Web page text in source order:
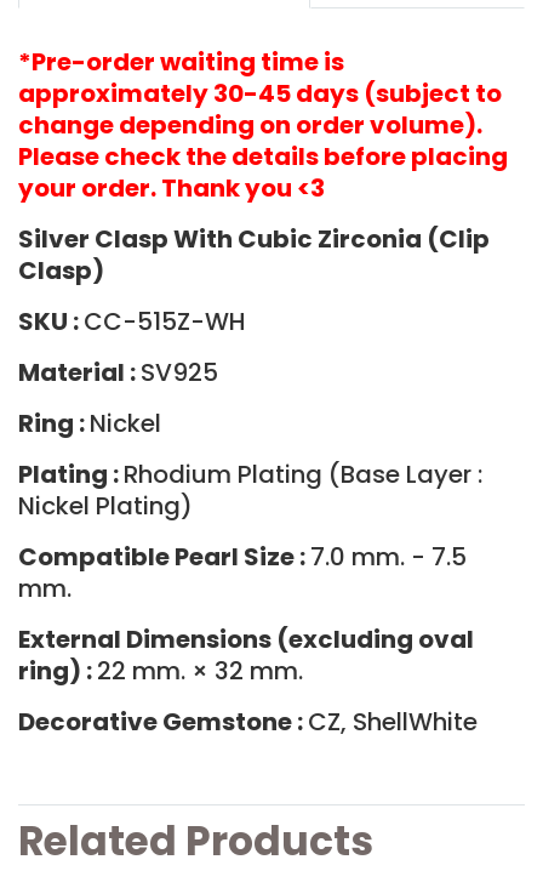
*Pre-order waiting time is
approximately 30-45 days (subject to
change depending on order volume).
Please check the details before placing
your order. Thank you <3
Silver Clasp With Cubic Zirconia (Clip
Clasp)
SKU :CC-515Z-WH
Material :SV925
Ring :Nickel
Plating :Rhodium Plating (Base Layer :
Nickel Plating)
Compatible Pearl Size :7.0 mm. - 7.5
mm.
External Dimensions (excluding oval
ring) :22 mm. × 32 mm.
Decorative Gemstone :CZ, ShellWhite
Related Products